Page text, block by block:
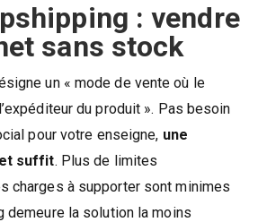
: vendre
sans stock
un « mode de vente où le
du produit ». Pas besoin
pour votre enseigne, une
suffit. Plus de limites
charges à supporter sont minimes
demeure la solution la moins